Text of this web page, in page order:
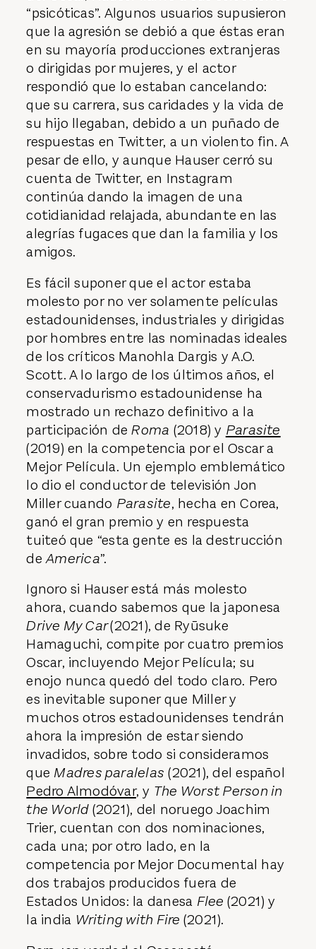
“psicóticas”. Algunos usuarios supusieron
que la agresión se debió a que éstas eran
en su mayoría producciones extranjeras
o dirigidas por mujeres, y el actor
respondió que lo estaban cancelando:
que su carrera, sus caridades y la vida de
su hijo llegaban, debido a un puñado de
respuestas en Twitter, a un violento fin. A
pesar de ello, y aunque Hauser cerró su
cuenta de Twitter, en Instagram
continúa dando la imagen de una
cotidianidad relajada, abundante en las
alegrías fugaces que dan la familia y los
amigos.
Es fácil suponer que el actor estaba
molesto por no ver solamente películas
estadounidenses, industriales y dirigidas
por hombres entre las nominadas ideales
de los críticos Manohla Dargis y A.O.
Scott. A lo largo de los últimos años, el
conservadurismo estadounidense ha
mostrado un rechazo definitivo a la
participación deRoma (2018) y Parasite
(2019) en la competencia por el Oscar a
Mejor Película. Un ejemplo emblemático
lo dio el conductor de televisión Jon
Miller cuando Parasite, hecha en Corea,
ganó el gran premio y en respuesta
tuiteó que “esta gente es la destrucción
deAmerica”.
Ignoro si Hauser está más molesto
ahora, cuando sabemos que la japonesa
Drive My Car(2021), de Ryūsuke
Hamaguchi, compite por cuatro premios
Oscar, incluyendo Mejor Película; su
enojo nunca quedó del todo claro. Pero
es inevitable suponer que Miller y
muchos otros estadounidenses tendrán
ahora la impresión de estar siendo
invadidos, sobre todo si consideramos
que Madres paralelas (2021), del español
Pedro Almodóvar, y The Worst Person in
the World(2021), del noruego Joachim
Trier, cuentan con dos nominaciones,
cada una; por otro lado, en la
competencia por Mejor Documental hay
dos trabajos producidos fuera de
Estados Unidos: la danesa Flee (2021) y
la india Writing with Fire (2021).